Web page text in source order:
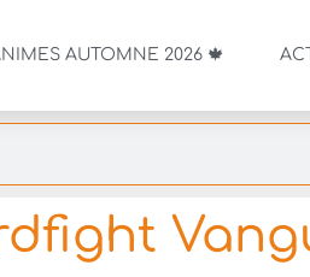
AUTOMNE 2026 🍁